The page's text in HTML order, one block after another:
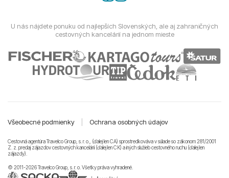
U nás nájdete ponuku od najlepších Slovenských, ale aj zahraničných
cestovných kancelárií na jednom mieste
Všeobecné podmienky Ochrana osobných údajov
Cestovná agentúra Travelco Group, s. r. o., (ďalej len CA) sprostredkováva v súlade so zákonom 281/2001
Z. z. predaj zájazdov cestovných kancelárii (ďalej len CK) a iných služieb cestovného ruchu (ďalej len
zájazdy).
© 2011-2026 Travelco Group, s. r. o. Všetky práva vyhradené.